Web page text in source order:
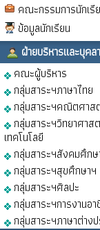
คณะกรรมการนักเรี
ข้อมูลนักเรียน
ฝ่ายบริหารและบุคล
คณะผู้บริหาร
กลุ่มสาระฯภาษาไทย
กลุ่มสาระฯคณิตศาส
กลุ่มสาระฯวิทยาศาส
เทคโนโลยี
กลุ่มสาระฯสังคมศึกษ
กลุ่มสาระฯสุขศึกษาฯ
กลุ่มสาระฯศิลปะ
กลุ่มสาระฯการงานอ
กลุ่มสาระฯภาษาต่าง